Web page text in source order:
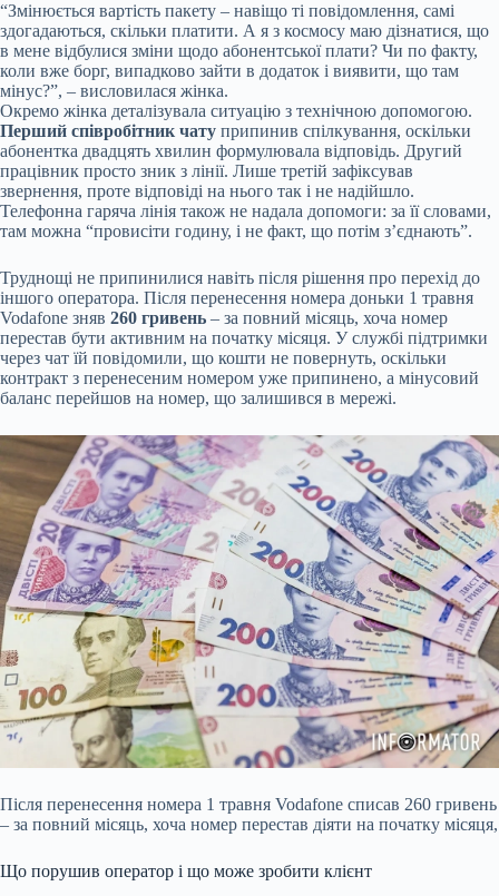
“Змінюється вартість пакету – навіщо ті повідомлення, самі
здогадаються, скільки платити. А я з космосу маю дізнатися, що
в мене відбулися зміни щодо абонентської плати? Чи по факту,
коли вже борг, випадково зайти в додаток і виявити, що там
мінус?”, – висловилася жінка.
Окремо жінка деталізувала ситуацію з технічною допомогою.
Перший співробітник чату припинив спілкування, оскільки
абонентка двадцять хвилин формулювала відповідь. Другий
працівник просто зник з лінії. Лише третій зафіксував
звернення, проте відповіді на нього так і не надійшло.
Телефонна гаряча лінія також не надала допомоги: за її словами,
там можна “провисіти годину, і не факт, що потім з’єднають”.
Труднощі не припинилися навіть після рішення про перехід до
іншого оператора. Після перенесення номера доньки 1 травня
Vodafone зняв 260 гривень – за повний місяць, хоча номер
перестав бути активним на початку місяця. У службі підтримки
через чат їй повідомили, що кошти не повернуть, оскільки
контракт з перенесеним номером уже припинено, а мінусовий
баланс перейшов на номер, що залишився в мережі.
Після перенесення номера 1 травня Vodafone списав 260 гривень
– за повний місяць, хоча номер перестав діяти на початку місяця,
Що порушив оператор і що може зробити клієнт